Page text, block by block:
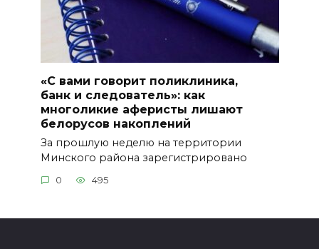
«С вами говорит поликлиника,
банк и следователь»: как
многоликие аферисты лишают
белорусов накоплений
За прошлую неделю на территории
Минского района зарегистрировано
0 495